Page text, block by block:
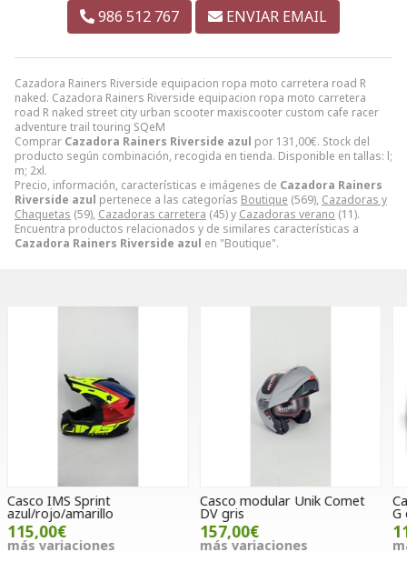
Cazadora Rainers Riverside equipacion ropa moto carretera road R
naked. Cazadora Rainers Riverside equipacion ropa moto carretera
road R naked street city urban scooter maxiscooter custom cafe racer
adventure trail touring SQeM
Comprar Cazadora Rainers Riverside azul por 131,00€. Stock del
producto según combinación, recogida en tienda. Disponible en tallas: l;
m; 2xl.
Precio, información, características e imágenes de Cazadora Rainers
Riverside azul pertenece a las categorías Boutique (569), Cazadoras y
Chaquetas (59), Cazadoras carretera (45) y Cazadoras verano (11).
Encuentra productos relacionados y de similares características a
Cazadora Rainers Riverside azul en "Boutique".
986 512 767 ENVIAR EMAIL
Casco modular Unik Comet
DV gris
157,00€
más variaciones
Cazadora Rainers Ocean Plus
G de verano
110,00€
más variaciones